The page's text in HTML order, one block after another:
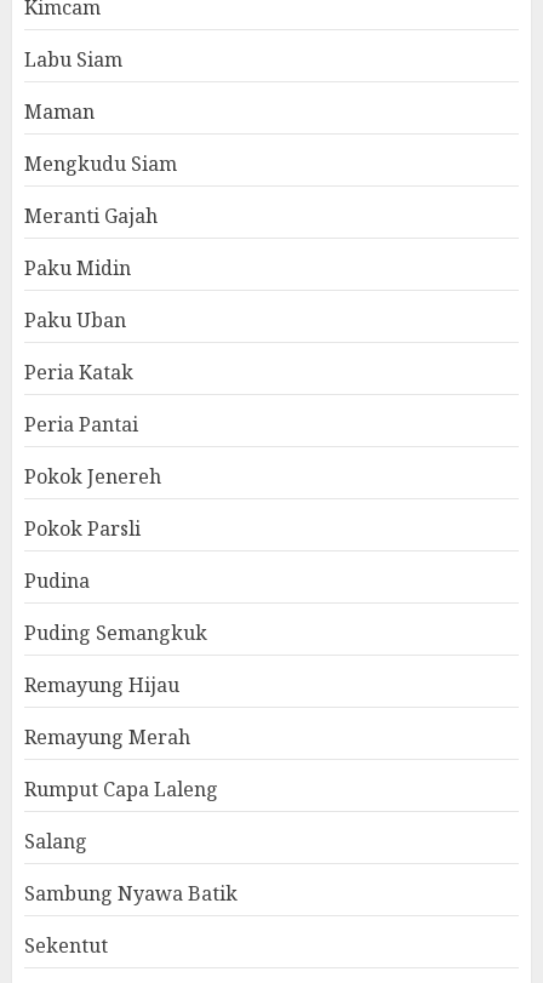
Kimcam
Labu Siam
Maman
Mengkudu Siam
Meranti Gajah
Paku Midin
Paku Uban
Peria Katak
Peria Pantai
Pokok Jenereh
Pokok Parsli
Pudina
Puding Semangkuk
Remayung Hijau
Remayung Merah
Rumput Capa Laleng
Salang
Sambung Nyawa Batik
Sekentut